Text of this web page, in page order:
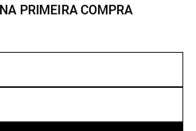
PRIMEIRA COMPRA